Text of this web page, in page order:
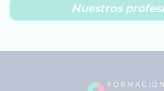
Nuestros